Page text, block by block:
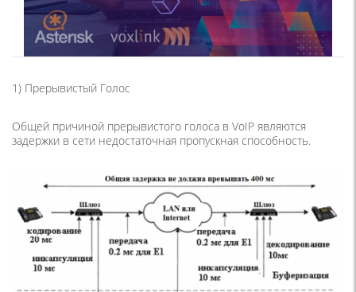
1) Прерывистый Голос
Общей причиной прерывистого голоса в VoIP являются
задержки в сети недостаточная пропускная способность.